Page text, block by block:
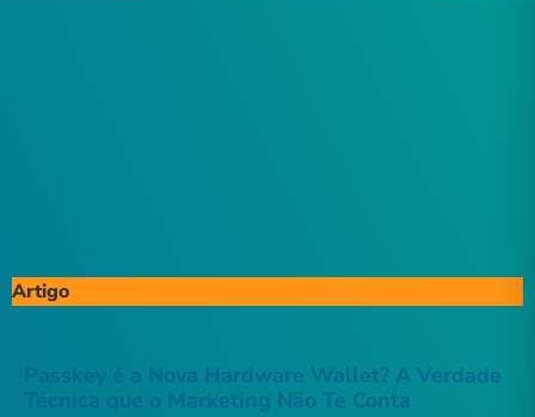
Artigo
Passkey é a Nova Hardware Wallet? A Verdade
Técnica que o Marketing Não Te Conta